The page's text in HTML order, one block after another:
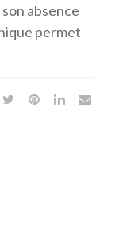
absence
permet